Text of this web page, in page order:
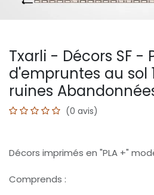
Txarli - Décors SF -
d'empruntes au sol
ruines
(0 avis)
Décors imprimés en "PLA +"
Comprends :